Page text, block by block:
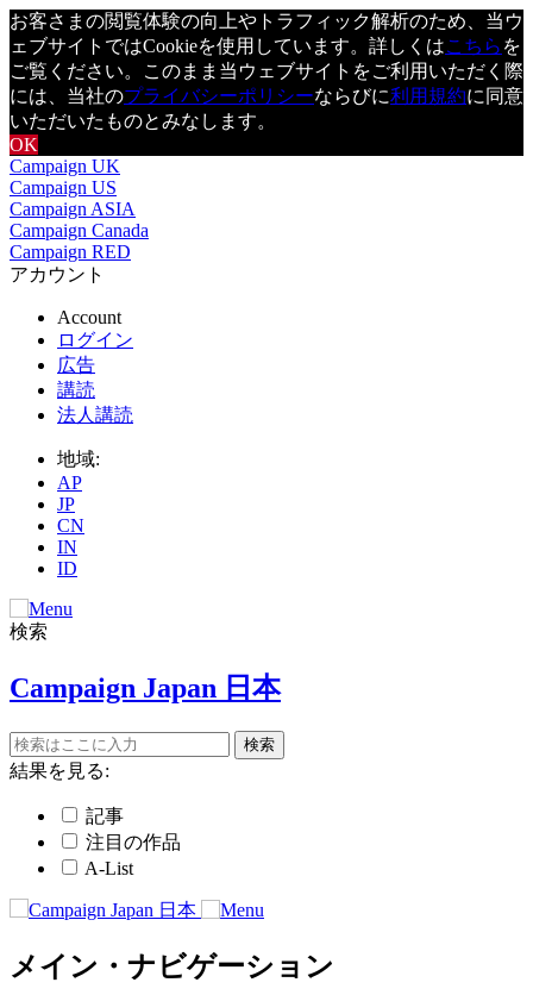
お客さまの閲覧体験の向上やトラフィック解析のため、当ウ
ェブサイトではCookieを使用しています。詳しくはこちら を
ご覧ください。このまま当ウェブサイトをご利用いただく際
には、当社のプライバシーポリシーならびに利用規約に同意
いただいたものとみなします。
OK
Campaign UK
Campaign US
Campaign ASIA
Campaign Canada
Campaign RED
アカウント
Account
ログイン
広告
講読
法人講読
地域:
AP
JP
CN
IN
ID
検索
Campaign Japan 日本
結果を見る:
記事
注目の作品
A-List
メイン・ナビゲーション